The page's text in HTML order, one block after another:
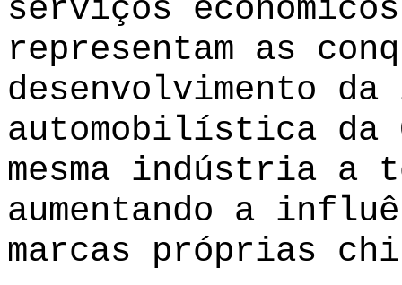
serviços
representam as
desenvolvimento
automobilística da
mesma indústria a
aumentando a
marcas próprias